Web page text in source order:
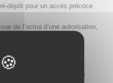
dépôt pour un accès précoce
de l’octroi d’une autorisation,
ou d’un retrait d'accès
précoce pré-AMM
une décision d'accès